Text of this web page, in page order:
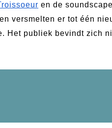
versmelten er tot één
Het publiek bevindt zich